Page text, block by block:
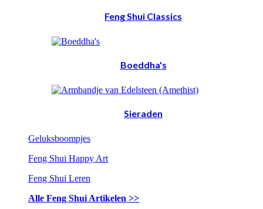
Feng Shui Classics
Boeddha's
Sieraden
Geluksboompjes
Feng Shui Happy Art
Feng Shui Leren
Alle Feng Shui Artikelen >>